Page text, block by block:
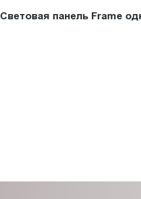
Световая панель Frame